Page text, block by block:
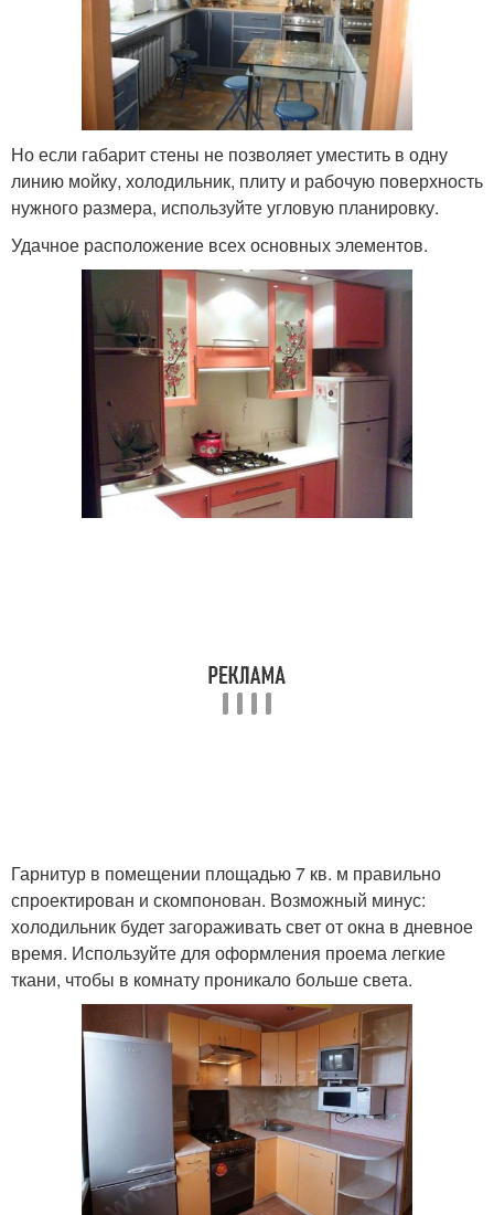
Но если габарит стены не позволяет уместить в одну
линию мойку, холодильник, плиту и рабочую поверхность
нужного размера, используйте угловую планировку.
Удачное расположение всех основных элементов.
Гарнитур в помещении площадью 7 кв. м правильно
спроектирован и скомпонован. Возможный минус:
холодильник будет загораживать свет от окна в дневное
время. Используйте для оформления проема легкие
ткани, чтобы в комнату проникало больше света.